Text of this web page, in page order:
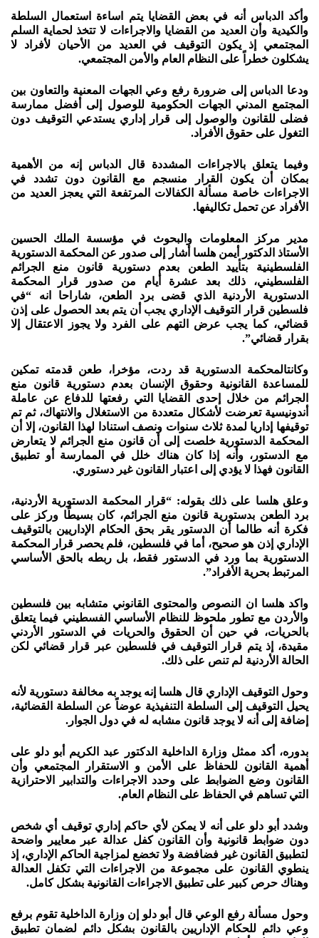
وأكد الدباس أنه في بعض القضايا يتم اساءة استعمال السلطة
والكيدية وأن العديد من القضايا والاجراءات لا تتخذ لحماية السلم
المجتمعي إذ يكون التوقيف في العديد من الأحيان لأفراد لا
يشكلون خطراً على النظام العام والأمن المجتمعي.
ودعا الدباس إلى ضرورة رفع وعي الجهات المعنية والتعاون بين
المجتمع المدني الجهات الحكومية للوصول إلى أفضل ممارسة
فضلى للقانون والوصول إلى قرار إداري يستدعي التوقيف دون
التغول على حقوق الأفراد.
وفيما يتعلق بالاجراءات المشددة قال الدباس إنه من الأهمية
بمكان أن يكون القرار منسجم مع القانون دون تشدد في
الاجراءات خاصة مسألة الكفالات المرتفعة التي يعجز العديد من
الأفراد عن تحمل تكاليفها.
مدير مركز المعلومات والبحوث في مؤسسة الملك الحسين
الأستاذ الدكتور أيمن هلسا أشار إلى صدور عن المحكمة الدستورية
الفلسطينية بتأييد الطعن بعدم دستورية قانون منع الجرائم
الفلسطيني، ذلك بعد عشرة أيام من صدور قرار المحكمة
الدستورية الأردنية الذي قضى برد الطعن، شاراحا انه “في
فلسطين قرار التوقيف الإداري يجب أن يتم بعد الحصول على إذن
قضائي، كما يجب عرض التهم على الفرد ولا يجوز الاعتقال إلا
بقرار قضائي”.
وكانتالمحكمة الدستورية قد ردت، مؤخرا، طعن قدمته تمكين
للمساعدة القانونية وحقوق الإنسان بعدم دستورية قانون منع
الجرائم من خلال إحدى القضايا التي رفعتها للدفاع عن عاملة
أندونيسية تعرضت لأشكال متعددة من الاستغلال والانتهاك، ثم تم
توقيفها إداريا لمدة ثلاث سنوات ونصف استنادا لهذا القانون، إلا أن
المحكمة الدستورية خلصت إلى أن قانون منع الجرائم لا يتعارض
مع الدستور، وأنه إذا كان هناك خلل في الممارسة أو تطبيق
القانون فهذا لا يؤدي إلى اعتبار القانون غير دستوري.
وعلق هلسا على ذلك بقوله: “قرار المحكمة الدستورية الأردنية،
برد الطعن بدستورية قانون منع الجرائم، كان بسيطًا وركز على
فكرة أنه طالما أن الدستور يقر بحق الحكام الإداريين بالتوقيف
الإداري إذن هو صحيح، أما في فلسطين، فلم يحصر قرار المحكمة
الدستورية بما ورد في الدستور فقط، بل ربطه بالحق الأساسي
المرتبط بحرية الأفراد”.
واكد هلسا ان النصوص والمحتوى القانوني متشابه بين فلسطين
والأردن مع تطور ملحوظ للنظام الأساسي الفسطيني فيما يتعلق
بالحريات، في حين أن الحقوق والحريات في الدستور الأردني
مقيدة، إذ يتم قرار التوقيف في فلسطين عبر قرار قضائي لكن
الحالة الأردنية لم تنص على ذلك.
وحول التوقيف الإداري قال هلسا إنه يوجد به مخالفة دستورية لأنه
يحيل التوقيف إلى السلطة التنفيذية عوضاً عن السلطة القضائية،
إضافة إلى أنه لا يوجد قانون مشابه له في دول الجوار.
بدوره، أكد ممثل وزارة الداخلية الدكتور عبد الكريم أبو دلو على
أهمية القانون للحفاظ على الأمن و الاستقرار المجتمعي وأن
القانون وضع الضوابط على وحدد الاجراءات والتدابير الاحترازية
التي تساهم في الحفاظ على النظام العام.
وشدد أبو دلو على أنه لا يمكن لأي حاكم إداري توقيف أي شخص
دون ضوابط قانونية وأن القانون كفل عدالة عبر معايير واضحة
لتطبيق القانون غير فضافضة ولا تخضع لمزاجية الحاكم الإداري، إذ
ينطوي القانون على مجموعة من الاجراءات التي تكفل العدالة
وهناك حرص كبير على تطبيق الاجراءات القانونية بشكل كامل.
وحول مسألة رفع الوعي قال أبو دلو إن وزارة الداخلية تقوم برفع
وعي دائم للحكام الإداريين بالقانون بشكل دائم لضمان تطبيق